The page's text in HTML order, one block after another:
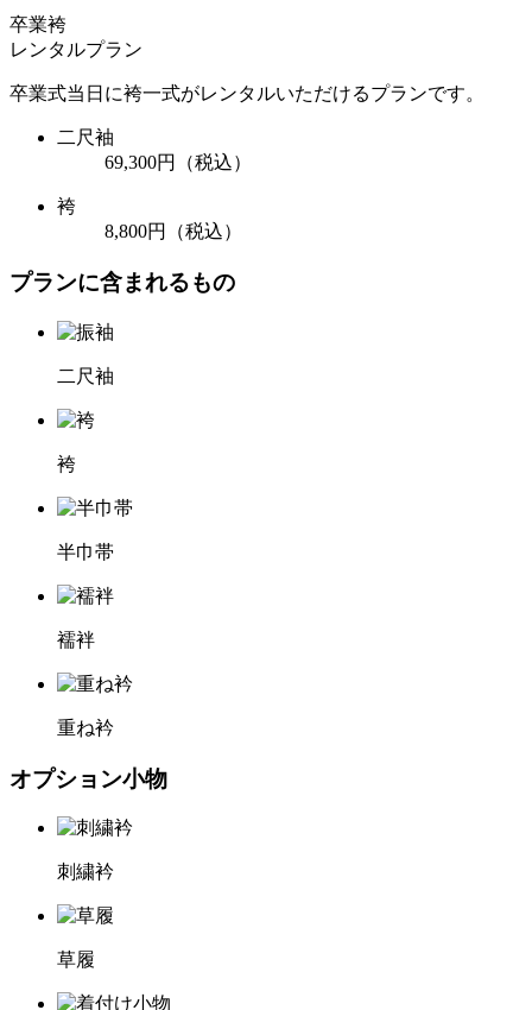
卒業袴
レンタルプラン
卒業式当日に袴一式がレンタルいただけるプランです。
二尺袖
69,300円
（税込）
袴
8,800円
（税込）
プランに含まれるもの
二尺袖
袴
半巾帯
襦袢
重ね衿
オプション小物
刺繍衿
草履